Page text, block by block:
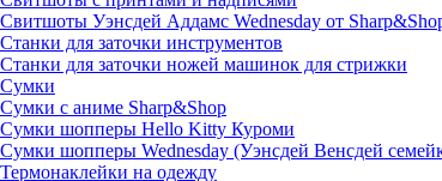
Свитшоты Уэнсдей Аддамс Wednesday от
Станки для заточки инструментов
Станки для заточки ножей машинок для стрижки
Сумки
Сумки с аниме Sharp&Shop
Сумки шопперы Hello Kitty Куроми
Сумки шопперы Wednesday (Уэнсдей Венсдей
Термонаклейки на одежду